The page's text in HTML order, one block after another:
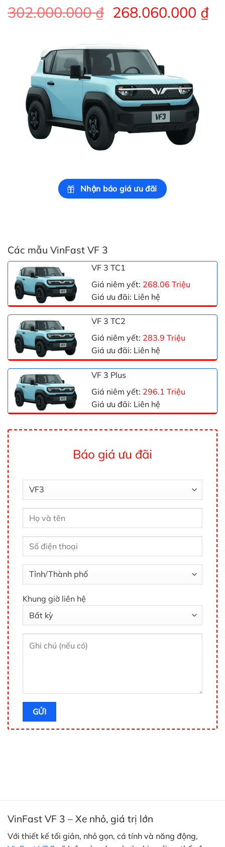
302.000.000₫ Giá
là:
302.000.000 ₫.
268.060.000 ₫
Nhận báo giá ưu đãi
Báo giá ưu đãi
Khung giờ liên hệ
Các mẫu VinFast VF 3
VF 3 TC1
Giá niêm yết: 268.06 Triệu
Giá ưu đãi: Liên hệ
VF 3 TC2
Giá niêm yết: 283.9 Triệu
Giá ưu đãi: Liên hệ
VF 3 Plus
Giá niêm yết: 296.1 Triệu
Giá ưu đãi: Liên hệ
VinFast VF 3 – Xe nhỏ, giá trị lớn
Với thiết kế tối giản, nhỏ gọn, cá tính và năng động,